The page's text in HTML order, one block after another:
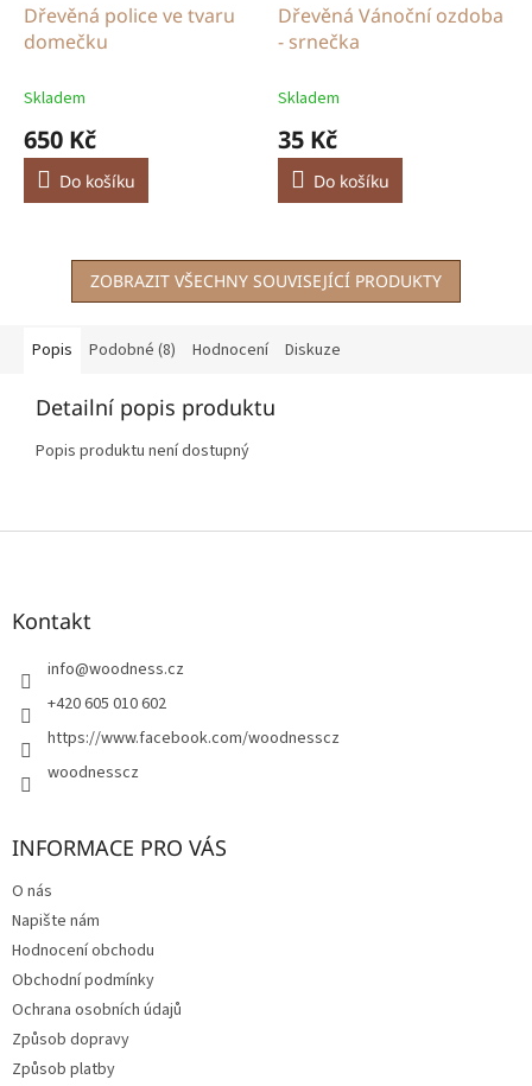
Dřevěná police ve tvaru
domečku
Skladem
650 Kč
Do košíku
Dřevěná Vánoční ozdoba
- srnečka
Skladem
35 Kč
Do košíku
ZOBRAZIT VŠECHNY SOUVISEJÍCÍ PRODUKTY
Popis Podobné (8) Hodnocení Diskuze
Detailní popis produktu
Popis produktu není dostupný
Z
Kontakt
info@woodness.cz
+420 605 010 602
https://www.facebook.com/woodnesscz
woodnesscz
INFORMACE PRO VÁS
O nás
Napište nám
Hodnocení obchodu
Obchodní podmínky
Ochrana osobních údajů
Způsob dopravy
Způsob platby